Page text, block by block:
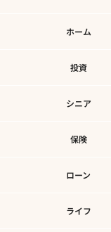
ホーム
投資
シニア
保険
ローン
ライフ